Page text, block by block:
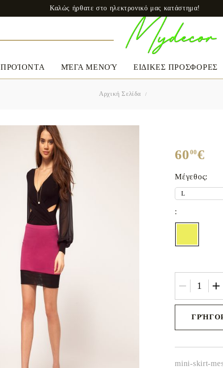
Καλώς ήρθατε στο ηλεκτρονικό μας κατάστημα!
ΠΡΟΊΟΝΤΑ ΜΈΓΑ ΜΕΝΟΎ
Σεντόνια
Μαξιλάρια
Παπλώματα
Προστατευτικά στρωμάτων
Σεντόνια με λάστιχο
Βρεφικά και παιδικά σεντόνια
Κουβέρτες
Κουβερτές για μωρό
Baby swaddle wraps
Μεταξωτή μαξιλαροθήκη
ΕΙΔΙΚΕΣ ΠΡΟΣΦΟΡΕΣ
Δευ - Παρ
9:00 до 18:00
Τηλέφωνο
+359 888 010894
e-mail: mydecorbg@gmail.com
Αρχική Σελίδα
60 00€
Μέγεθος:
:
παραγγελίας
mini-skirt-